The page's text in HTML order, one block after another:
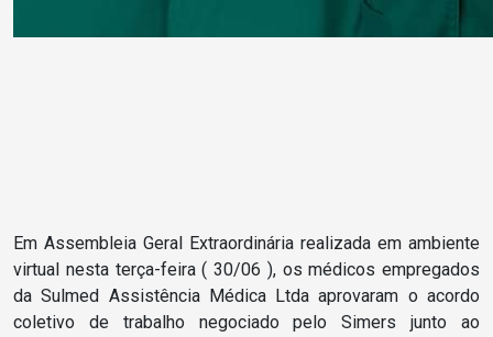
Em Assembleia Geral Extraordinária realizada em ambiente
virtual nesta terça-feira ( 30/06 ), os médicos empregados
da Sulmed Assistência Médica Ltda aprovaram o acordo
coletivo de trabalho negociado pelo Simers junto ao